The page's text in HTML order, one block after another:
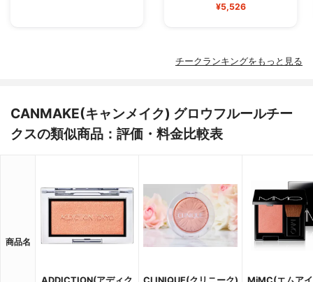
¥5,526
チークランキングをもっと見る
CANMAKE(キャンメイク) グロウフルールチー
クスの類似商品：評価・料金比較表
商品名